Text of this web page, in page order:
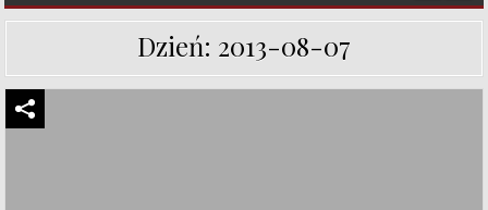
Dzień: 2013-08-07